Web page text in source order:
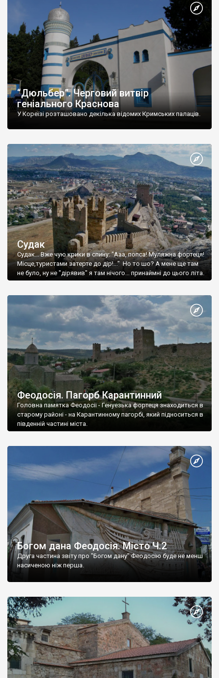
“Дюльбер”. Черговий витвір
геніального Краснова
У Кореїзі розташовано декілька відомих Кримських палаців.
Судак
Судак... Вже чую крики в спину: "Ааа, попса! Муляжна фортеця!
Місце,туристами затерте до дір!..." Но то шо? А мене ще там
не було, ну не "дірявив" я там нічого... принаймні до цього літа.
Феодосія. Пагорб Карантинний
Головна памятка Феодосії - Генуезька фортеця знаходиться в
старому районі - на Карантинному пагорбі, який підноситься в
південній частині міста.
Богом дана Феодосія. Місто Ч.2
Друга частина звіту про "Богом дану" Феодосію буде не менш
насиченою ніж перша.